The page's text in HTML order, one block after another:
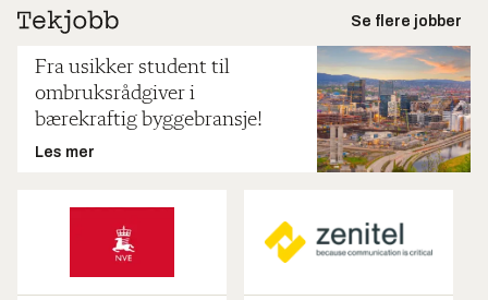
Se flere jobber
Fra usikker student til
ombruksrådgiver i
bærekraftig byggebransje!
Les mer